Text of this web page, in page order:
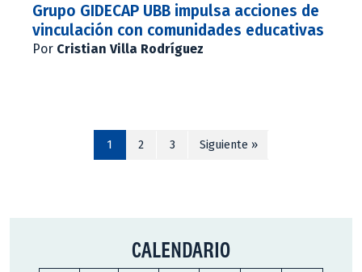
Grupo GIDECAP UBB impulsa acciones de
vinculación con comunidades educativas
Por Cristian Villa Rodríguez
1 2 3 Siguiente »
CALENDARIO